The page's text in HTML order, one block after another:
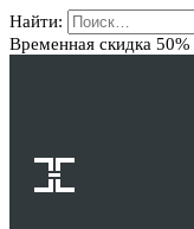
Найти:
Временная скидка 50%